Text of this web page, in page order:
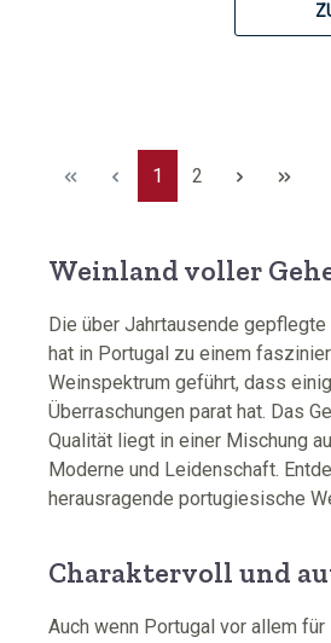
Seite
1 Seite
2
Weinland voller
Die über Jahrtausende
hat in Portugal zu einem
Weinspektrum geführt, dass
Überraschungen parat hat. Das
Qualität liegt in einer Mischung
Moderne und Leidenschaft.
herausragende portugiesische
Charaktervoll und
Auch wenn Portugal vor allem